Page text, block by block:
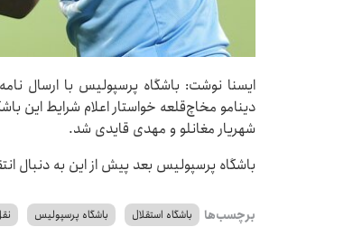
ایسنا نوشت: باشگاه پرسپولیس با ارسال
دینامو مخاچ‌قلعه خواستار اعلام شرایط این
شهریار مغانلو و مهدی قایدی شد.
باشگاه پرسپولیس بعد پیش از این به دنبال
برچسب‌ها باشگاه استقلال باشگاه پرسپولیس